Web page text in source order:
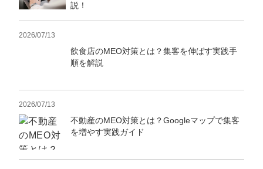
説！
2026/07/13
飲食店のMEO対策とは？集客を伸ばす実践手
順を解説
2026/07/13
不動産のMEO対策とは？Googleマップで集客
を増やす実践ガイド